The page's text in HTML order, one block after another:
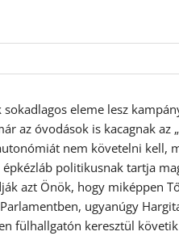
eleme lesz
az óvodások is kacagnak az
nem követelni kell,
politikusnak tartja
azt Önök, hogy miképpen
ugyanúgy
fülhallgatón keresztül